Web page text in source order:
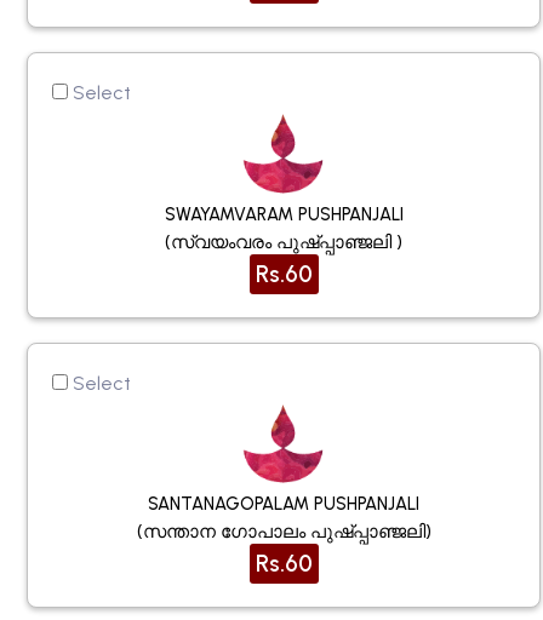
Select
SWAYAMVARAM PUSHPANJALI
(സ്വയംവരം പുഷ്പ്പാഞ്ജലി )
Rs.60
Select
SANTANAGOPALAM PUSHPANJALI
(സന്താന ഗോപാലം പുഷ്പ്പാഞ്ജലി)
Rs.60